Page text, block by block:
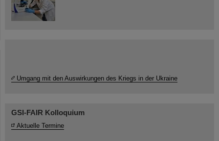
Umgang mit den Auswirkungen des Kriegs in der Ukraine
GSI-FAIR Kolloquium
Aktuelle Termine